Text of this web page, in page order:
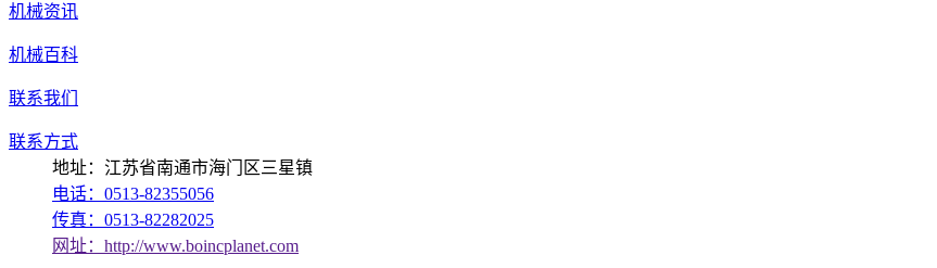
机械资讯
机械百科
联系我们
联系方式
地址：江苏省南通市海门区三星镇
电话：0513-82355056
传真：0513-82282025
网址：http://www.boincplanet.com